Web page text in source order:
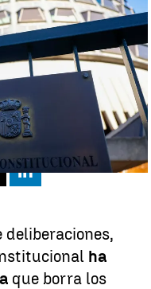
la ley de amnistía |EFE
Linkedin
deliberaciones,
ha
que borra los